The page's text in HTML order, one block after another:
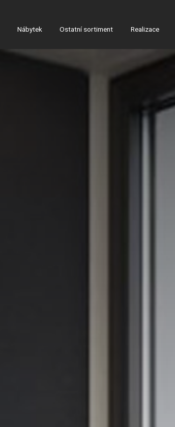
Nábytek Ostatní sortiment Realizace